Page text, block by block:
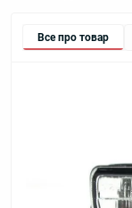
Все про товар